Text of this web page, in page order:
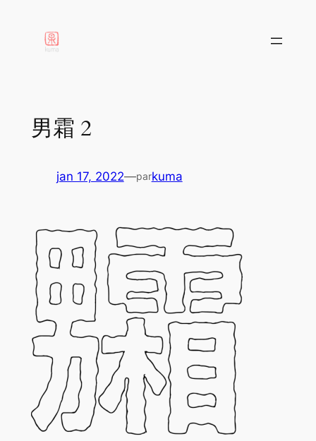
contenu
男霜 2
jan 17, 2022—parkuma